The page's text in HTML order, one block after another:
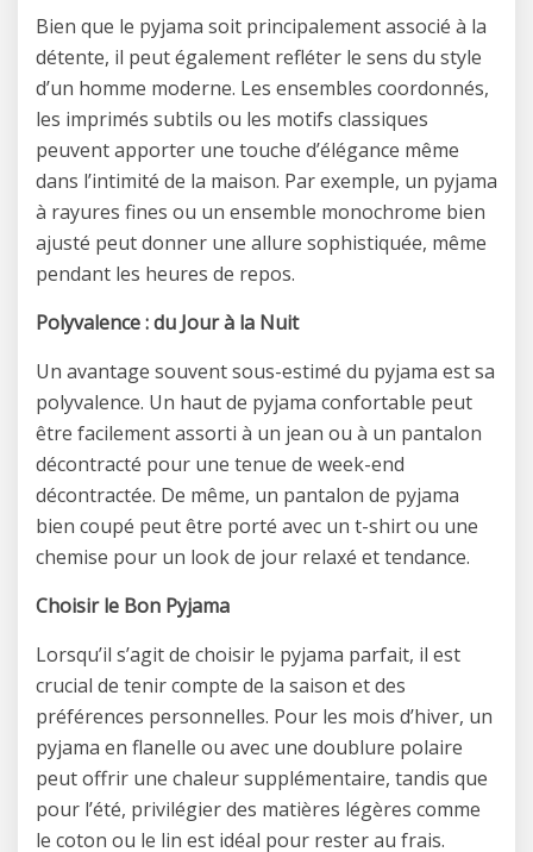
Bien que le pyjama soit principalement associé à la
détente, il peut également refléter le sens du style
d’un homme moderne. Les ensembles coordonnés,
les imprimés subtils ou les motifs classiques
peuvent apporter une touche d’élégance même
dans l’intimité de la maison. Par exemple, un pyjama
à rayures fines ou un ensemble monochrome bien
ajusté peut donner une allure sophistiquée, même
pendant les heures de repos.
Polyvalence : du Jour à la Nuit
Un avantage souvent sous-estimé du pyjama est sa
polyvalence. Un haut de pyjama confortable peut
être facilement assorti à un jean ou à un pantalon
décontracté pour une tenue de week-end
décontractée. De même, un pantalon de pyjama
bien coupé peut être porté avec un t-shirt ou une
chemise pour un look de jour relaxé et tendance.
Choisir le Bon Pyjama
Lorsqu’il s’agit de choisir le pyjama parfait, il est
crucial de tenir compte de la saison et des
préférences personnelles. Pour les mois d’hiver, un
pyjama en flanelle ou avec une doublure polaire
peut offrir une chaleur supplémentaire, tandis que
pour l’été, privilégier des matières légères comme
le coton ou le lin est idéal pour rester au frais.